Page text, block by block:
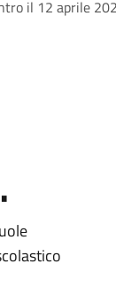
il 12 aprile